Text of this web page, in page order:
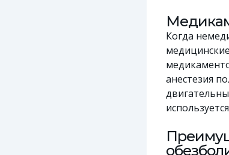
Когда
анестезия